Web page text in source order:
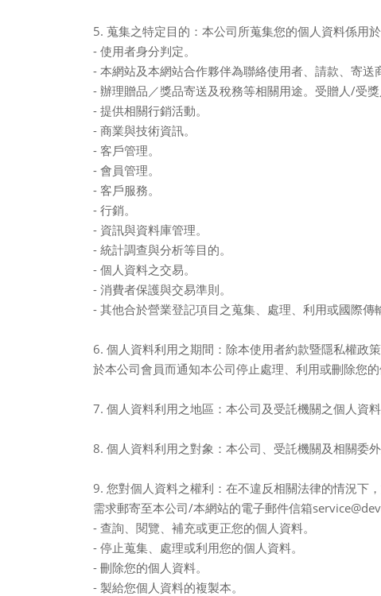
5. 蒐集之特定目的：本公司所蒐集您的個人資料係用於
- 使用者身分判定。
- 本網站及本網站合作夥伴為聯絡使用者、請款、寄送
- 辦理贈品／獎品寄送及稅務等相關用途。受贈人/受
- 提供相關行銷活動。
- 商業與技術資訊。
- 客戶管理。
- 會員管理。
- 客戶服務。
- 行銷。
- 資訊與資料庫管理。
- 統計調查與分析等目的。
- 個人資料之交易。
- 消費者保護與交易準則。
- 其他合於營業登記項目之蒐集、處理、利用或國際傳
6. 個人資料利用之期間：除本使用者約款暨隱私權政
於本公司會員而通知本公司停止處理、利用或刪除您
7. 個人資料利用之地區：本公司及受託機關之個人資
8. 個人資料利用之對象：本公司、受託機關及相關委
9. 您對個人資料之權利：在不違反相關法律的情況下
需求郵寄至本公司/本網站的電子郵件信箱
- 查詢、閱覽、補充或更正您的個人資料。
- 停止蒐集、處理或利用您的個人資料。
- 刪除您的個人資料。
- 製給您個人資料的複製本。